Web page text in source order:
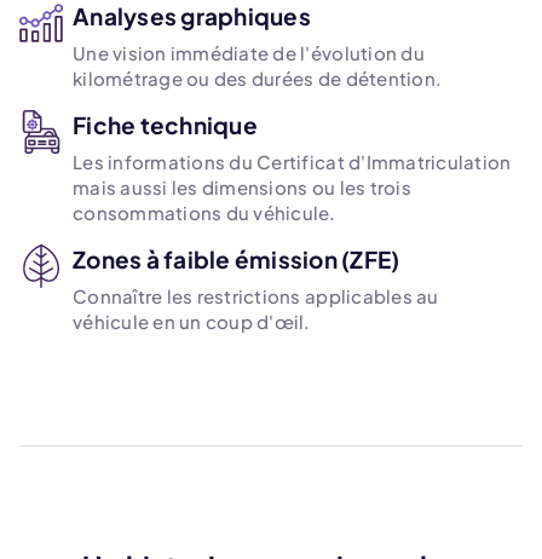
Analyses graphiques
Une vision immédiate de l'évolution du
kilométrage ou des durées de détention.
Fiche technique
Les informations du Certificat d'Immatriculation
mais aussi les dimensions ou les trois
consommations du véhicule.
Zones à faible émission (ZFE)
Connaître les restrictions applicables au
véhicule en un coup d'œil.